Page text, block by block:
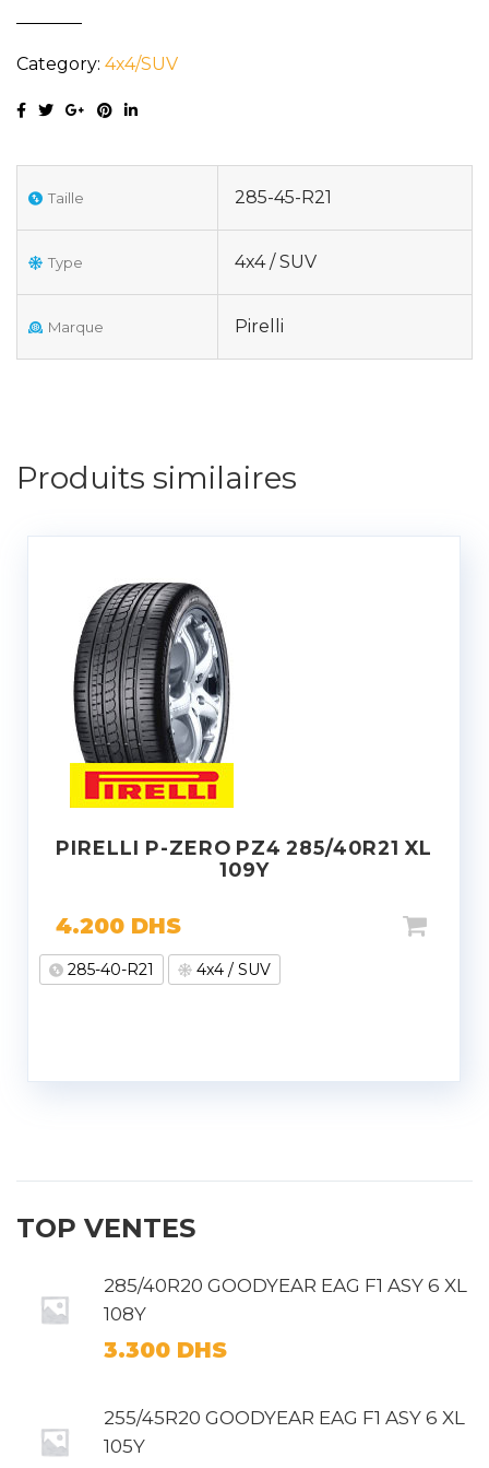
R-
F
Category: 4x4/SUV
Taille 285-45-R21
Type 4x4 / SUV
Marque Pirelli
Produits similaires
PIRELLI P-ZERO PZ4 285/40R21 XL
109Y
4.200 DHS
285-40-R21 4x4 / SUV
TOP VENTES
285/40R20 GOODYEAR EAG F1 ASY 6 XL
108Y
3.300 DHS
255/45R20 GOODYEAR EAG F1 ASY 6 XL
105Y